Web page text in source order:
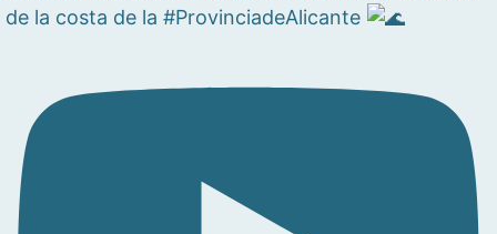
de la costa de la #ProvinciadeAlicante